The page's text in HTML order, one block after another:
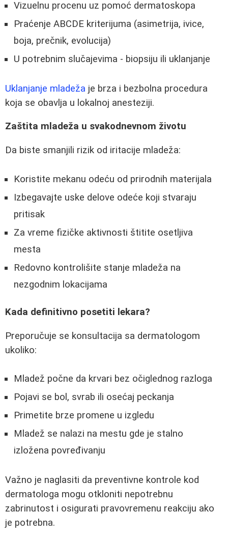
Vizuelnu procenu uz pomoć dermatoskopa
Praćenje ABCDE kriterijuma (asimetrija, ivice,
boja, prečnik, evolucija)
U potrebnim slučajevima - biopsiju ili uklanjanje
Uklanjanje mladeža je brza i bezbolna procedura
koja se obavlja u lokalnoj anesteziji.
Zaštita mladeža u svakodnevnom životu
Da biste smanjili rizik od iritacije mladeža:
Koristite mekanu odeću od prirodnih materijala
Izbegavajte uske delove odeće koji stvaraju
pritisak
Za vreme fizičke aktivnosti štitite osetljiva
mesta
Redovno kontrolišite stanje mladeža na
nezgodnim lokacijama
Kada definitivno posetiti lekara?
Preporučuje se konsultacija sa dermatologom
ukoliko:
Mladež počne da krvari bez očiglednog razloga
Pojavi se bol, svrab ili osećaj peckanja
Primetite brze promene u izgledu
Mladež se nalazi na mestu gde je stalno
izložena povređivanju
Važno je naglasiti da preventivne kontrole kod
dermatologa mogu otkloniti nepotrebnu
zabrinutost i osigurati pravovremenu reakciju ako
je potrebna.